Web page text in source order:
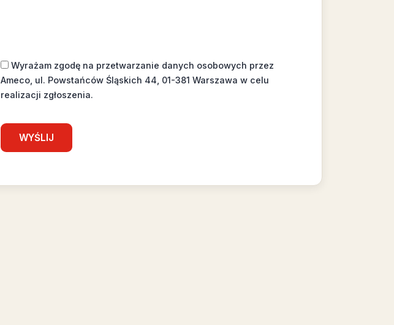
Wyrażam zgodę na przetwarzanie danych osobowych przez
Ameco, ul. Powstańców Śląskich 44, 01-381 Warszawa w celu
realizacji zgłoszenia.